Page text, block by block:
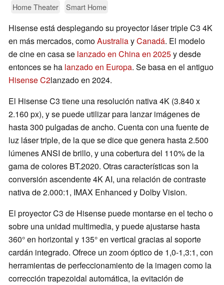
Home Theater Smart Home
Hisense está desplegando su proyector láser triple C3 4K
en más mercados, comoAustraliayCanadá. El modelo
de cine en casa se lanzado en China en 2025y desde
entonces se ha lanzado en Europa. Se basa en el antiguo
Hisense C2lanzado en 2024.
El Hisense C3 tiene una resolución nativa 4K (3.840 x
2.160 px), y se puede utilizar para lanzar imágenes de
hasta 300 pulgadas de ancho. Cuenta con una fuente de
luz láser triple, de la que se dice que genera hasta 2.500
lúmenes ANSI de brillo, y una cobertura del 110% de la
gama de colores BT.2020. Otras características son la
conversión ascendente 4K AI, una relación de contraste
nativa de 2.000:1, IMAX Enhanced y Dolby Vision.
El proyector C3 de Hisense puede montarse en el techo o
sobre una unidad multimedia, y puede ajustarse hasta
360° en horizontal y 135° en vertical gracias al soporte
cardán integrado. Ofrece un zoom óptico de 1,0-1,3:1, con
herramientas de perfeccionamiento de la imagen como la
corrección trapezoidal automática, la evitación de